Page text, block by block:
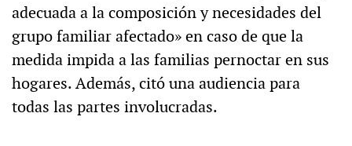
adecuada a la composición y necesidades del
grupo familiar afectado» en caso de que la
medida impida a las familias pernoctar en sus
hogares. Además, citó una audiencia para
todas las partes involucradas.